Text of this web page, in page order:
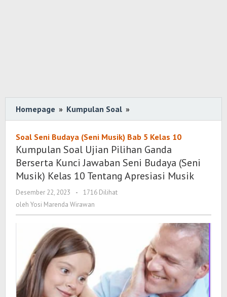
Homepage » Kumpulan Soal »
Soal
Ujian
Pilihan
Ganda
Berserta
Kunci
Budaya
Musik)
Kelas
10
Tentang
Apresiasi
Soal Seni Budaya (Seni Musik) Bab 5 Kelas 10
Kumpulan Soal Ujian Pilihan Ganda
Berserta Kunci Jawaban Seni Budaya (Seni
Musik) Kelas 10 Tentang Apresiasi Musik
Desember 22, 2023
oleh
Yosi
-
1716 Dilihat
oleh Yosi Marenda Wirawan